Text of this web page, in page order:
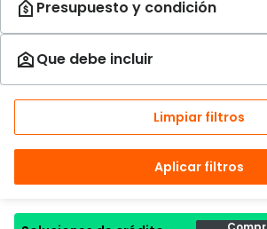
Limpiar filtros
Aplicar filtros